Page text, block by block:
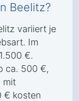
Beelitz?
variiert je
Im
€.
ca. 500 €,
mit
€ kosten